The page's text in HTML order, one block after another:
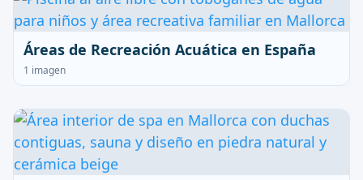
Áreas de Recreación Acuática en España
1 imagen